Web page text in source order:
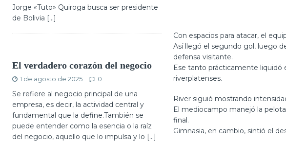
Con espacios para atacar, el
Así llegó el segundo gol, luego
defensa visitante.
Ese tanto prácticamente liquidó
riverplatenses.
River siguió mostrando
El mediocampo manejó la
final.
Gimnasia, en cambio, sintió el
Jorge «Tuto» Quiroga busca ser presidente
de Bolivia […]
El verdadero corazón del negocio
1 de agosto de 2025 0
Se refiere al negocio principal de una
empresa, es decir, la actividad central y
fundamental que la define.También se
puede entender como la esencia o la raíz
del negocio, aquello que lo impulsa y lo [...]